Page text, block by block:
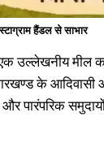
हैंडल से साभार
उल्लेखनीय मील
के
पारंपरिक समुदायों